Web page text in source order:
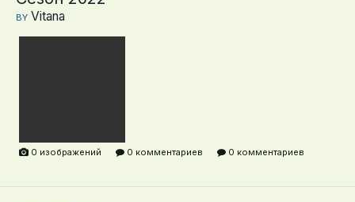
BY Vitana
0 изображений 0 комментариев 0 комментариев